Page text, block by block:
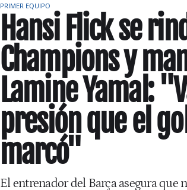
PRIMER EQUIPO
Hansi Flick se
Champions y
Lamine Yamal:
presión que el
marcó"
El entrenador del Barça asegura que